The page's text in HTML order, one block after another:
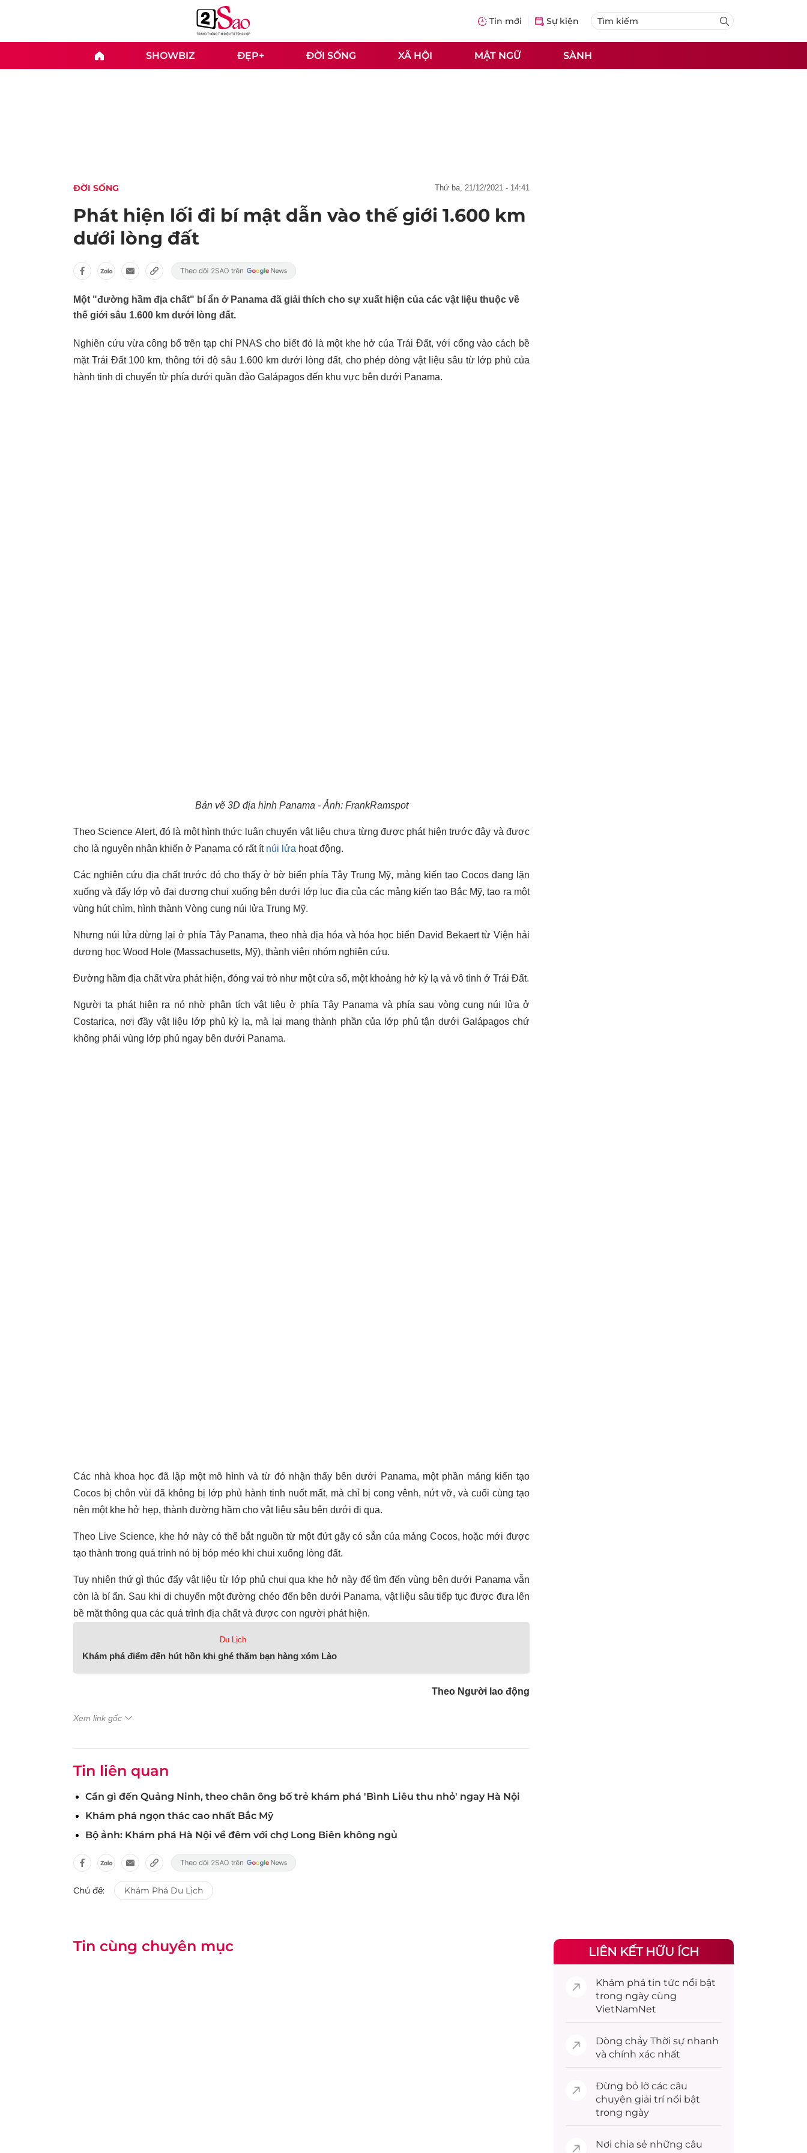
Tin mới Sự kiện
SHOWBIZ ĐẸP+ ĐỜI SỐNG XÃ HỘI MẬT NGỮ SÀNH
ĐỜI SỐNG thứ ba, 21/12/2021 - 14:41
Phát hiện lối đi bí mật dẫn vào thế giới 1.600 km
dưới lòng đất
Một "đường hầm địa chất" bí ẩn ở Panama đã giải thích cho sự xuất hiện của các vật liệu thuộc về
thế giới sâu 1.600 km dưới lòng đất.
Nghiên cứu vừa công bố trên tạp chí PNAS cho biết đó là một khe hở của Trái Đất, với cổng vào cách bề
mặt Trái Đất 100 km, thông tới độ sâu 1.600 km dưới lòng đất, cho phép dòng vật liệu sâu từ lớp phủ của
hành tinh di chuyển từ phía dưới quần đảo Galápagos đến khu vực bên dưới Panama.
Bản vẽ 3D địa hình Panama - Ảnh: FrankRamspot
Theo Science Alert, đó là một hình thức luân chuyển vật liệu chưa từng được phát hiện trước đây và được
cho là nguyên nhân khiến ở Panama có rất ít núi lửa hoạt động.
Các nghiên cứu địa chất trước đó cho thấy ở bờ biển phía Tây Trung Mỹ, mảng kiến tạo Cocos đang lặn
xuống và đẩy lớp vỏ đại dương chui xuống bên dưới lớp lục địa của các mảng kiến tạo Bắc Mỹ, tạo ra một
vùng hút chìm, hình thành Vòng cung núi lửa Trung Mỹ.
Nhưng núi lửa dừng lại ở phía Tây Panama, theo nhà địa hóa và hóa học biển David Bekaert từ Viện hải
dương học Wood Hole (Massachusetts, Mỹ), thành viên nhóm nghiên cứu.
Đường hầm địa chất vừa phát hiện, đóng vai trò như một cửa sổ, một khoảng hở kỳ lạ và vô tình ở Trái Đất.
Người ta phát hiện ra nó nhờ phân tích vật liệu ở phía Tây Panama và phía sau vòng cung núi lửa ở
Costarica, nơi đầy vật liệu lớp phủ kỳ lạ, mà lại mang thành phần của lớp phủ tận dưới Galápagos chứ
không phải vùng lớp phủ ngay bên dưới Panama.
Các nhà khoa học đã lập một mô hình và từ đó nhận thấy bên dưới Panama, một phần mảng kiến tạo
Cocos bị chôn vùi đã không bị lớp phủ hành tinh nuốt mất, mà chỉ bị cong vênh, nứt vỡ, và cuối cùng tạo
nên một khe hở hẹp, thành đường hầm cho vật liệu sâu bên dưới đi qua.
Theo Live Science, khe hở này có thể bắt nguồn từ một đứt gãy có sẵn của mảng Cocos, hoặc mới được
tạo thành trong quá trình nó bị bóp méo khi chui xuống lòng đất.
Tuy nhiên thứ gì thúc đẩy vật liệu từ lớp phủ chui qua khe hở này để tìm đến vùng bên dưới Panama vẫn
còn là bí ẩn. Sau khi di chuyển một đường chéo đến bên dưới Panama, vật liệu sâu tiếp tục được đưa lên
bề mặt thông qua các quá trình địa chất và được con người phát hiện.
Du Lịch
Khám phá điểm đến hút hồn khi ghé thăm bạn hàng xóm Lào
Theo Người lao động
Xem link gốc
Tin liên quan
Cần gì đến Quảng Ninh, theo chân ông bố trẻ khám phá 'Bình Liêu thu nhỏ' ngay Hà Nội
Khám phá ngọn thác cao nhất Bắc Mỹ
Bộ ảnh: Khám phá Hà Nội về đêm với chợ Long Biên không ngủ
Chủ đề: Khám Phá Du Lịch
Tin cùng chuyên mục LIÊN KẾT HỮU ÍCH
Khám phá tin tức nổi bật
trong ngày cùng
VietNamNet
Dòng chảy Thời sự nhanh
và chính xác nhất
Đừng bỏ lỡ các câu
chuyện giải trínổi bật
trong ngày
Nơi chia sẻ những câu